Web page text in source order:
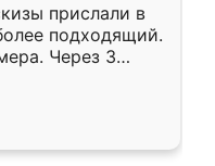
прислали в
подходящий.
Через 3
Остались
Ренессанс